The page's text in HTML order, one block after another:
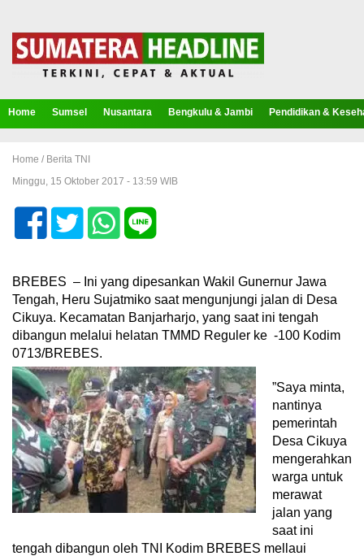
Home Sumsel Nusantara Bengkulu & Jambi Pendidikan &
Home / Berita TNI
Minggu, 15 Oktober 2017 - 13:59 WIB
BREBES – Ini yang dipesankan Wakil Gunernur Jawa
Tengah, Heru Sujatmiko saat mengunjungi jalan di Desa
Cikuya. Kecamatan Banjarharjo, yang saat ini tengah
dibangun melalui helatan TMMD Reguler ke -100 Kodim
0713/BREBES.
”Saya minta,
nantinya
pemerintah
Desa Cikuya
mengerahkan
warga untuk
merawat
jalan yang
saat ini
tengah dibangun oleh TNI Kodim BREBES mellaui